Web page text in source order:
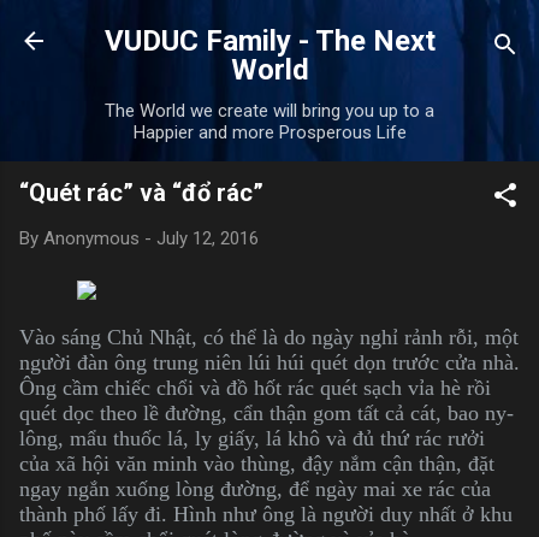
Skip to main content
VUDUC Family - The Next
World
The World we create will bring you up to a
Happier and more Prosperous Life
“Quét rác” và “đổ rác”
By Anonymous - July 12, 2016
Vào sáng Chủ Nhật, có thể là do ngày nghỉ rảnh rỗi, một
người đàn ông trung niên lúi húi quét dọn trước cửa nhà.
Ông cầm chiếc chổi và đồ hốt rác quét sạch vỉa hè rồi
quét dọc theo lề đường, cẩn thận gom tất cả cát, bao ny-
lông, mẩu thuốc lá, ly giấy, lá khô và đủ thứ rác rưởi
của xã hội văn minh vào thùng, đậy nắm cận thận, đặt
ngay ngắn xuống lòng đường, để ngày mai xe rác của
thành phố lấy đi. Hình như ông là người duy nhất ở khu